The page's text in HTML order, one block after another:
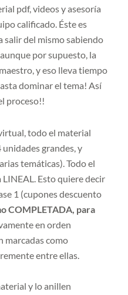
pdf, videos y asesoría
calificado. Éste es
salir del mismo sabiendo
por supuesto, la
y eso lleva tiempo
dominar el tema! Así
proceso!!
todo el material
grandes, y
temáticas). Todo el
Esto quiere decir
1 (cupones descuento
COMPLETADA, para
en orden
marcadas como
entre ellas.
y lo anillen